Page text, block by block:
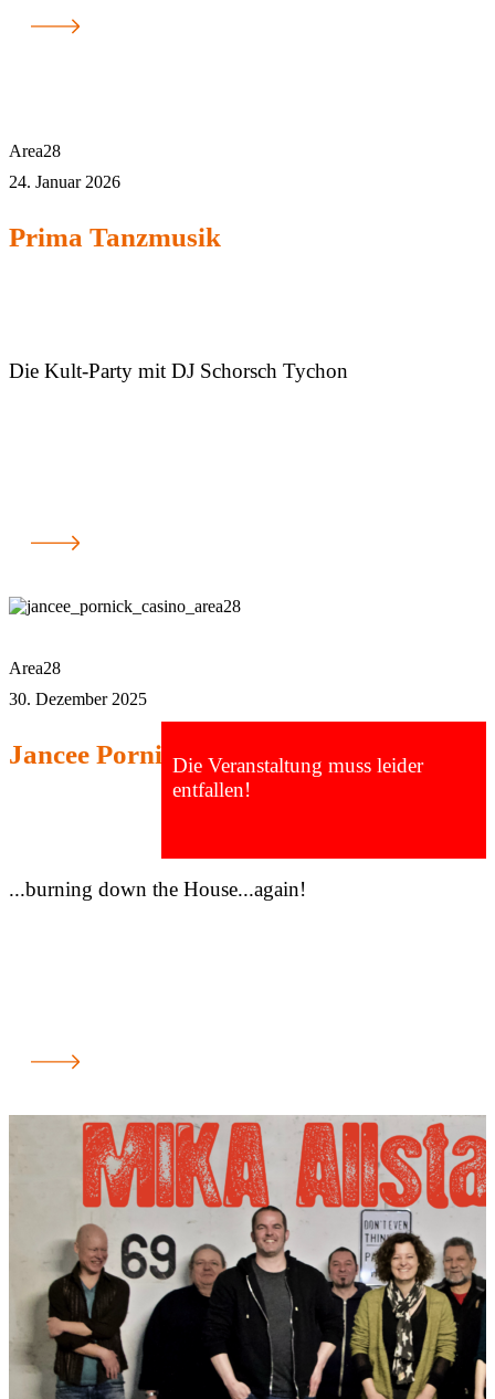
Area28
24. Januar 2026
Prima Tanzmusik
Die Kult-Party mit DJ Schorsch Tychon
Area28
30. Dezember 2025
Jancee Pornick Casino
...burning down the House...again!
Die Veranstaltung muss leider
entfallen!